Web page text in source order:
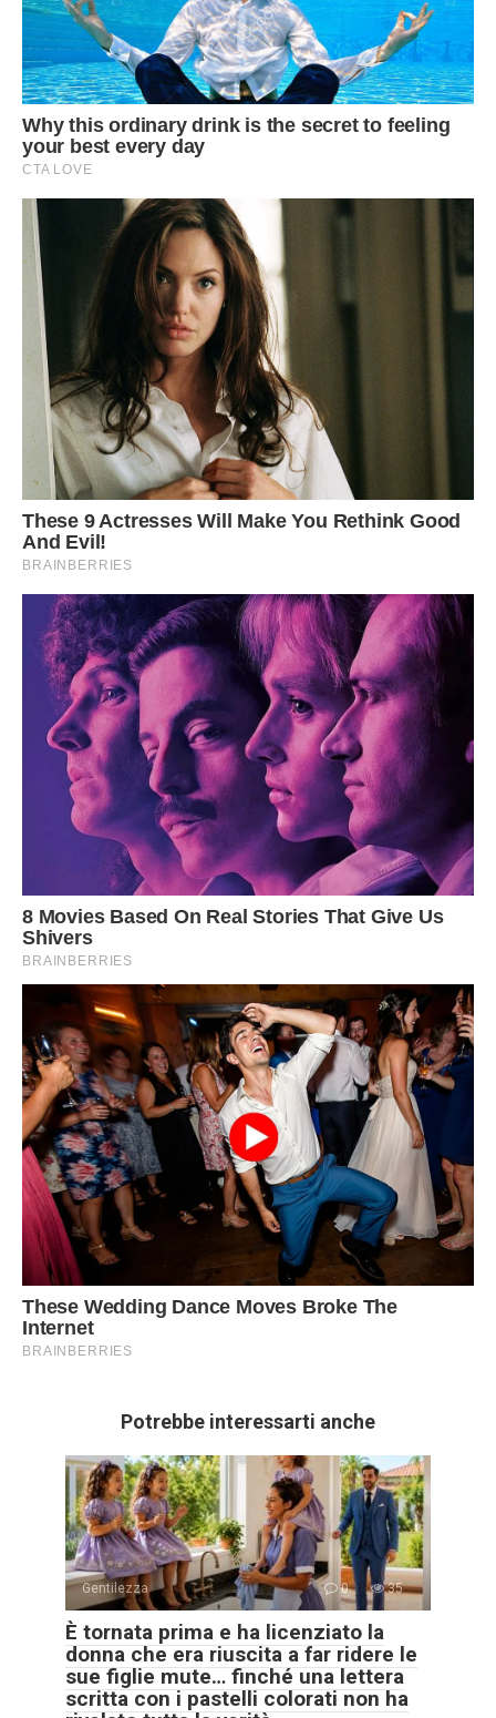
Potrebbe interessarti anche
Gentilezza 0 35
È tornata prima e ha licenziato la
donna che era riuscita a far ridere le
sue figlie mute… finché una lettera
scritta con i pastelli colorati non ha